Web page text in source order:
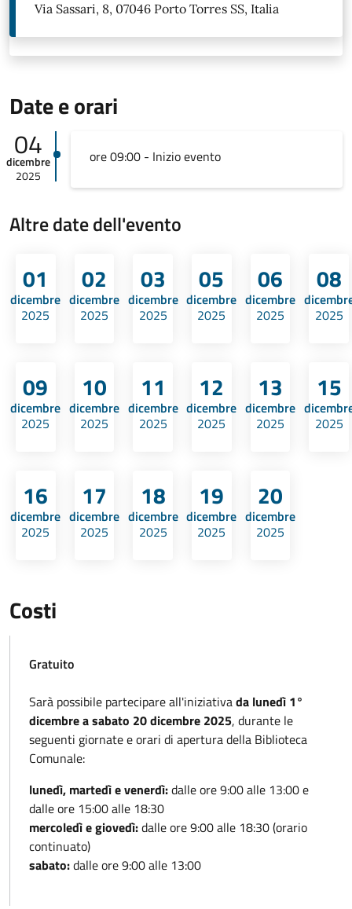
Via Sassari, 8, 07046 Porto Torres SS, Italia
Date e orari
04
dicembre
2025
ore 09:00 - Inizio evento
Altre date dell'evento
01
dicembre
2025
02
dicembre
2025
03
dicembre
2025
05
dicembre
2025
06
dicembre
2025
08
2025
09
dicembre
2025
10
dicembre
2025
11
dicembre
2025
12
dicembre
2025
13
dicembre
2025
15
2025
16
dicembre
2025
17
dicembre
2025
18
dicembre
2025
19
dicembre
2025
20
dicembre
2025
Costi
Gratuito
Sarà possibile partecipare all'iniziativada lunedì 1°
dicembre a sabato 20 dicembre 2025, durante le
seguenti giornate e orari di apertura della Biblioteca
Comunale:
lunedì, martedì e venerdì:dalle ore 9:00 alle 13:00 e
dalle ore 15:00 alle 18:30
mercoledì e giovedì:dalle ore 9:00 alle 18:30 (orario
continuato)
sabato:dalle ore 9:00 alle 13:00